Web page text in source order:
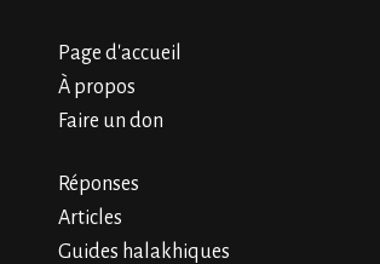
Page d'accueil
À propos
Faire un don
Réponses
Articles
Guides halakhiques